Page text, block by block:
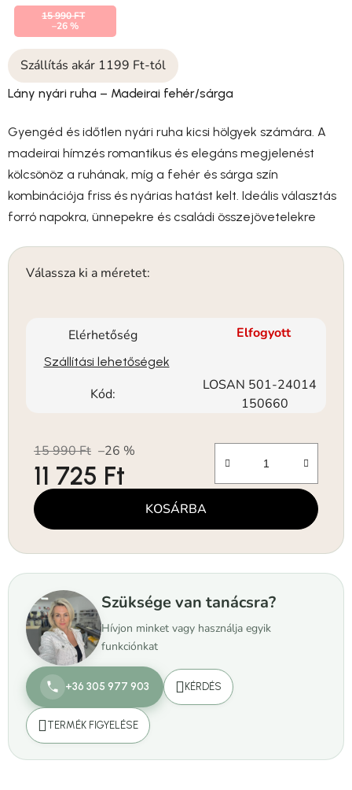
Szállítás akár 1199 Ft-tól
Lány nyári ruha – Madeirai fehér/sárga
Gyengéd és időtlen nyári ruha kicsi hölgyek számára. A
madeirai hímzés romantikus és elegáns megjelenést
kölcsönöz a ruhának, míg a fehér és sárga szín
kombinációja friss és nyárias hatást kelt. Ideális választás
forró napokra, ünnepekre és családi összejövetelekre
Válassza ki a méretet:
Elérhetőség Elfogyott
Szállítási lehetőségek
Kód:
LOSAN 501-24014
150660
15 990 Ft –26 %
11 725 Ft
Egységár: KOSÁRBA
Szüksége van tanácsra?
Hívjon minket vagy használja egyik
funkciónkat
+36 305 977 903 KÉRDÉS
TERMÉK FIGYELÉSE
15 990 FT
–26 %